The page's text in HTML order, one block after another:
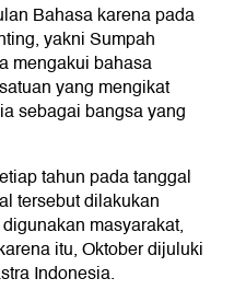
Bahasa karena pada
yakni Sumpah
mengakui bahasa
yang mengikat
sebagai bangsa yang
tahun pada tanggal
tersebut dilakukan
masyarakat,
itu, Oktober dijuluki
Indonesia.